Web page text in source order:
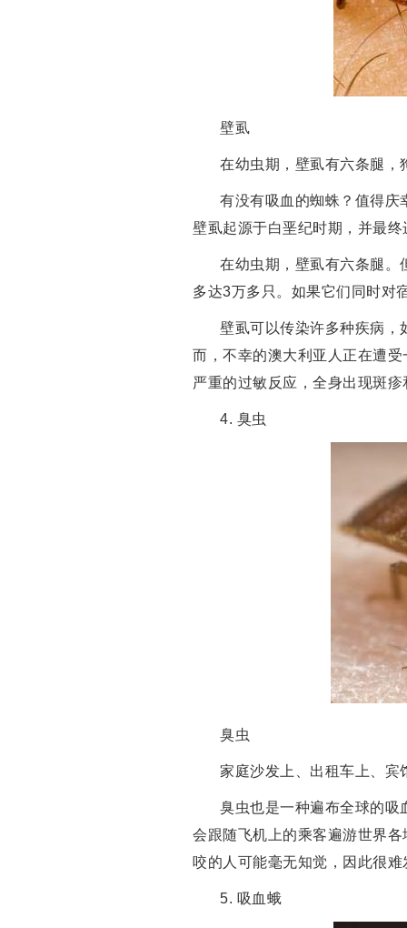
壁虱
在幼虫期，壁虱有六条腿，
有没有吸血的蜘蛛？值得庆
壁虱起源于白垩纪时期，并最
在幼虫期，壁虱有六条腿。
多达3万多只。如果它们同时对
壁虱可以传染许多种疾病，
而，不幸的澳大利亚人正在遭
严重的过敏反应，全身出现斑疹
4. 臭虫
臭虫
家庭沙发上、出租车上、宾
臭虫也是一种遍布全球的吸
会跟随飞机上的乘客遍游世界
咬的人可能毫无知觉，因此很
5. 吸血蛾